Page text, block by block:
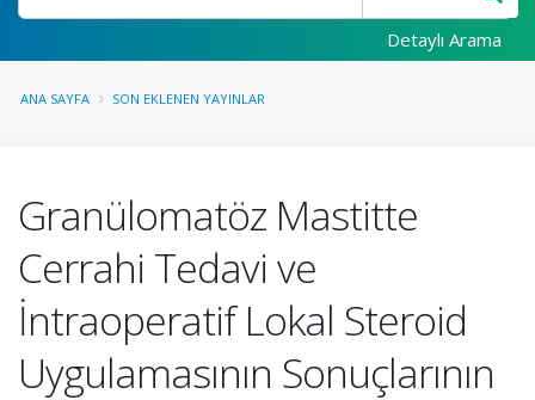
Detaylı Arama
ANA SAYFA SON EKLENEN YAYINLAR
Granülomatöz Mastitte
Cerrahi Tedavi ve
İntraoperatif Lokal Steroid
Uygulamasının Sonuçlarının